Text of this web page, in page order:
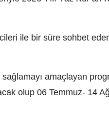
ile bir süre sohbet
amaçlayan
olup 06 Temmuz- 14